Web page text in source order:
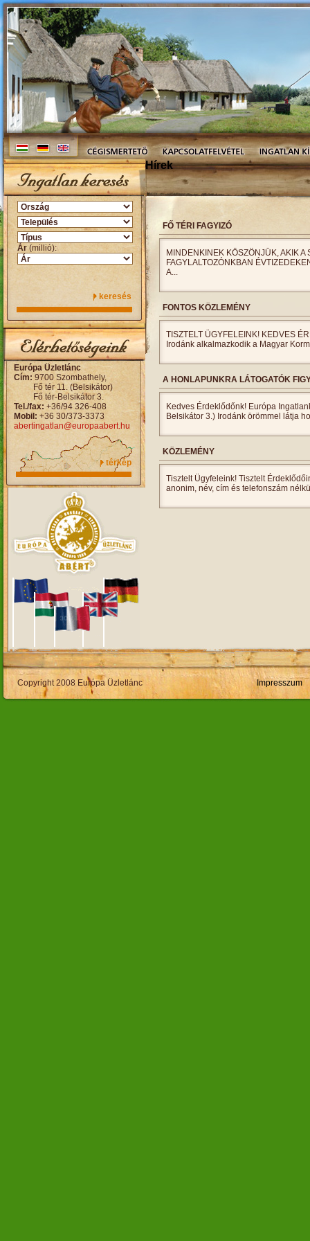
Ár (millió):
keresés
Európa Üzletlánc
Cím: 9700 Szombathely,
Fő tér 11. (Belsikátor)
Fő tér-Belsikátor 3.
Tel./fax: +36/94 326-408
Mobil: +36 30/373-3373
abertingatlan@europaabert.hu
térkép
Hírek
FŐ TÉRI FAGYIZÓ
MINDENKINEK KÖSZÖNJÜK, AKIK
FAGYLALTOZÓNKBAN
A...
FONTOS KÖZLEMÉNY
TISZTELT ÜGYFELEINK! KEDVES
Irodánk alkalmazkodik a Magyar
A HONLAPUNKRA LÁTOGATÓK
Kedves Érdeklődőnk! Európa
Belsikátor 3.) Irodánk örömmel látja
KÖZLEMÉNY
Tisztelt Ügyfeleink! Tisztelt
anonim, név, cím és telefonszám
Copyright 2008 Európa Üzletlánc Impresszum